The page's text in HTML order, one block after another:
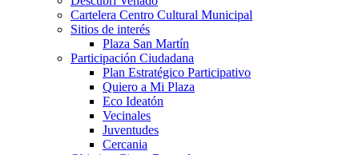
Cartelera Centro Cultural Municipal
Sitios de interés
Plaza San Martín
Participación Ciudadana
Plan Estratégico Participativo
Quiero a Mi Plaza
Eco Ideatón
Vecinales
Juventudes
Cercania